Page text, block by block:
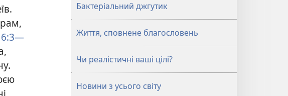
6:3—
Бактеріальний джгутик
Життя, сповнене благословень
Чи реалістичні ваші цілі?
Новини з усього світу